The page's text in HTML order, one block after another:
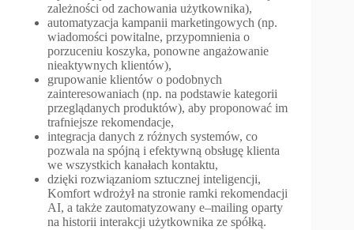
zależności od zachowania użytkownika),
automatyzacja kampanii marketingowych (np.
wiadomości powitalne, przypomnienia o
porzuceniu koszyka, ponowne angażowanie
nieaktywnych klientów),
grupowanie klientów o podobnych
zainteresowaniach (np. na podstawie kategorii
przeglądanych produktów), aby proponować im
trafniejsze rekomendacje,
integracja danych z różnych systemów, co
pozwala na spójną i efektywną obsługę klienta
we wszystkich kanałach kontaktu,
dzięki rozwiązaniom sztucznej inteligencji,
Komfort wdrożył na stronie ramki rekomendacji
AI, a także zautomatyzowany e–mailing oparty
na historii interakcji użytkownika ze spółką.